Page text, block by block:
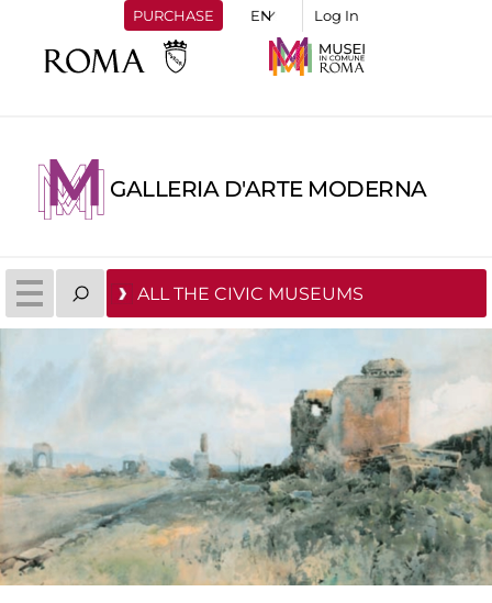
PURCHASE Log In
GALLERIA D'ARTE MODERNA
ALL THE CIVIC MUSEUMS